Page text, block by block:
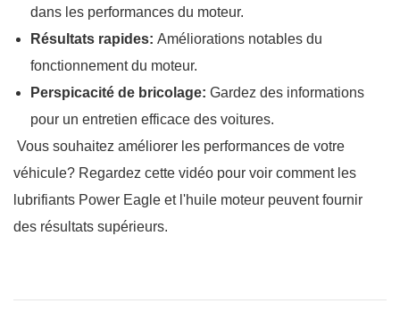
dans les performances du moteur.
Résultats rapides:Améliorations notables du
fonctionnement du moteur.
Perspicacité de bricolage:Gardez des informations
pour un entretien efficace des voitures.
Vous souhaitez améliorer les performances de votre
véhicule? Regardez cette vidéo pour voir comment les
lubrifiants Power Eagle et l'huile moteur peuvent fournir
des résultats supérieurs.